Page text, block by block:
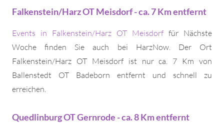
Falkenstein/Harz OT Meisdorf - ca. 7 Km entfernt
Events in Falkenstein/Harz OT Meisdorf für Nächste
Woche finden Sie auch bei HarzNow. Der Ort
Falkenstein/Harz OT Meisdorf ist nur ca. 7 Km von
Ballenstedt OT Badeborn entfernt und schnell zu
erreichen.
Quedlinburg OT Gernrode - ca. 8 Km entfernt